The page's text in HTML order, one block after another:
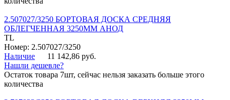
2.507027/3250 БОРТОВАЯ ДОСКА СРЕДНЯЯ
ОБЛЕГЧЕННАЯ 3250ММ АНОД
TL
Номер: 2.507027/3250
Наличие
11 142,86 руб.
Нашли дешевле?
Остаток товара 7шт, сейчас нельзя заказать больше этого
количества